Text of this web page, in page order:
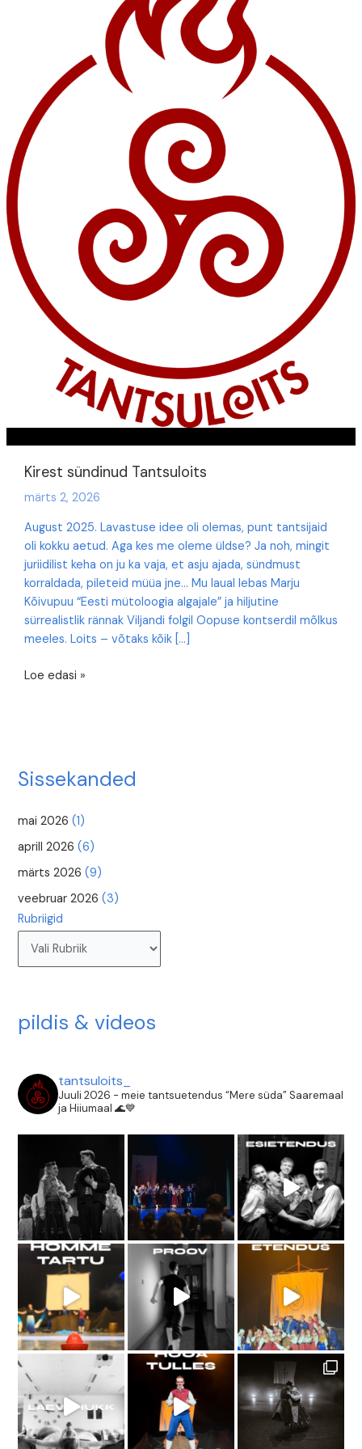
Kirest sündinud Tantsuloits
märts 2, 2026
August 2025. Lavastuse idee oli olemas, punt tantsijaid
oli kokku aetud. Aga kes me oleme üldse? Ja noh, mingit
juriidilist keha on ju ka vaja, et asju ajada, sündmust
korraldada, pileteid müüa jne… Mu laual lebas Marju
Kõivupuu “Eesti mütoloogia algajale” ja hiljutine
sürrealistlik rännak Viljandi folgil Oopuse kontserdil mõlkus
meeles. Loits – võtaks kõik […]
Kirest
Loe edasi »
Sissekanded
mai 2026 (1)
aprill 2026 (6)
märts 2026 (9)
veebruar 2026 (3)
Rubriigid
pildis & videos
tantsuloits_
Juuli 2026 - meie tantsuetendus “Mere süda” Saaremaal
ja Hiiumaal 🌊💙